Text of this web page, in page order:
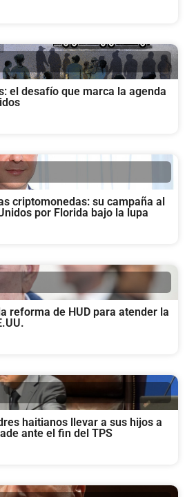
el desafío que marca la agenda
criptomonedas: su campaña al
por Florida bajo la lupa
reforma de HUD para atender la
haitianos llevar a sus hijos a
ante el fin del TPS